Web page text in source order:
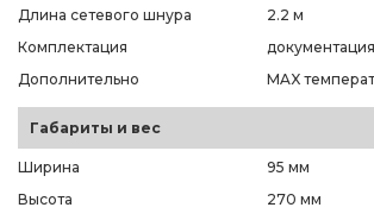
Длина сетевого шнура
2.2 м
Комплектация
Дополнительно
MAX
Габариты и вес
Ширина
95 мм
Высота
270 мм